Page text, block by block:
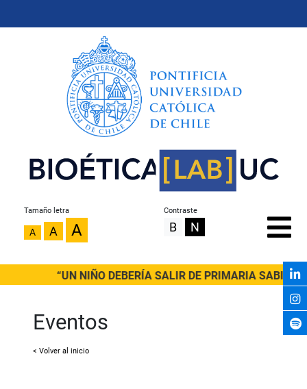
Tamaño letra
A A A
Contraste
B N
“UN NIÑO DEBERÍA SALIR DE PRIMARIA
Eventos
< Volver al inicio